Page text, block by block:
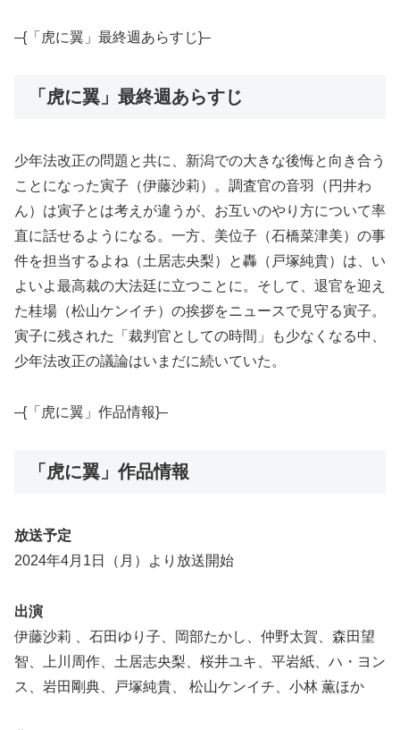
–{「虎に翼」最終週あらすじ}–
「虎に翼」最終週あらすじ
少年法改正の問題と共に、新潟での大きな後悔と向き合う
ことになった寅子（伊藤沙莉）。調査官の音羽（円井わ
ん）は寅子とは考えが違うが、お互いのやり方について率
直に話せるようになる。一方、美位子（石橋菜津美）の事
件を担当するよね（土居志央梨）と轟（戸塚純貴）は、い
よいよ最高裁の大法廷に立つことに。そして、退官を迎え
た桂場（松山ケンイチ）の挨拶をニュースで見守る寅子。
寅子に残された「裁判官としての時間」も少なくなる中、
少年法改正の議論はいまだに続いていた。
–{「虎に翼」作品情報}–
「虎に翼」作品情報
放送予定
2024年4月1日（月）より放送開始
出演
伊藤沙莉 、石田ゆり子、岡部たかし、仲野太賀、森田望
智、上川周作、土居志央梨、桜井ユキ、平岩紙、ハ・ヨン
ス、岩田剛典、戸塚純貴、 松山ケンイチ、小林 薫ほか